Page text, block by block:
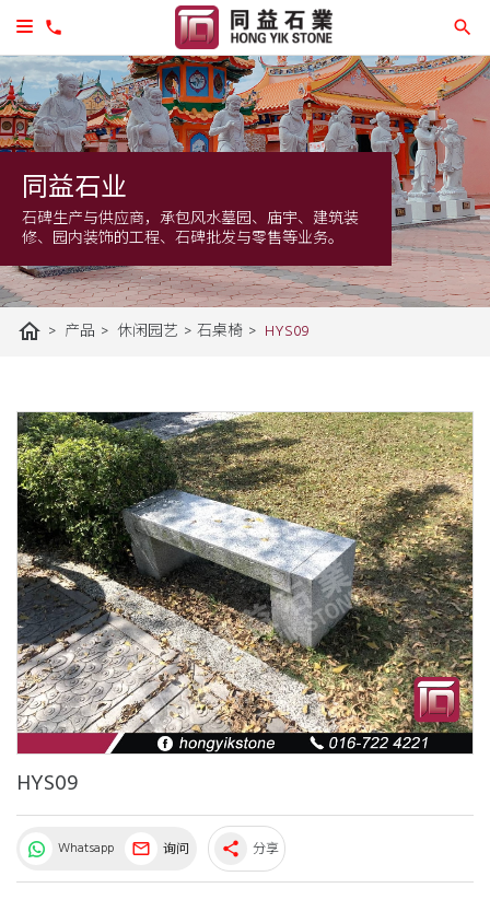
同益石业
石碑生产与供应商，承包风水墓园、庙宇、建筑装
修、园内装饰的工程、石碑批发与零售等业务。
home > 产品 > 休闲园艺 > 石桌椅 > HYS09
HYS09
Whatsapp 询问 share 分享